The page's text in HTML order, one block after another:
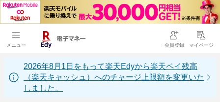
メニュー 会員登録 マイページ
2026年8月1日をもって楽天Edyから楽天ペイ残高
（楽天キャッシュ）へのチャージ上限額を変更いた
しました。